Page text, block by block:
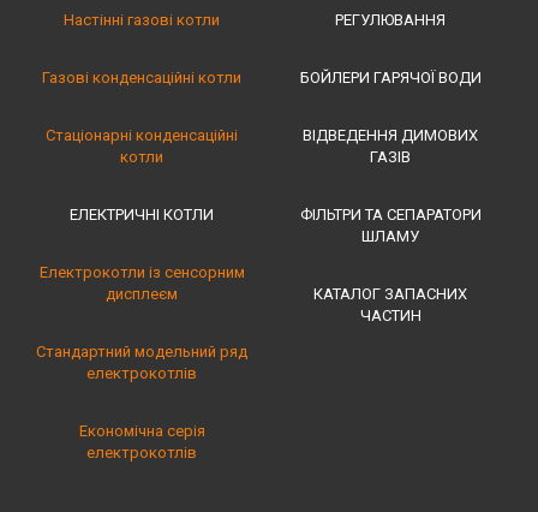
Настінні газові котли
Газові конденсаційні котли
Стаціонарні конденсаційні
котли
ЕЛЕКТРИЧНІ КОТЛИ
Електрокотли із сенсорним
дисплеєм
Стандартний модельний ряд
електрокотлів
Економічна серія
електрокотлів
РЕГУЛЮВАННЯ
БОЙЛЕРИ ГАРЯЧОЇ ВОДИ
ВІДВЕДЕННЯ ДИМОВИХ
ГАЗІВ
ФІЛЬТРИ ТА СЕПАРАТОРИ
ШЛАМУ
КАТАЛОГ ЗАПАСНИХ
ЧАСТИН